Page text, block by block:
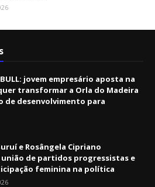
jovem empresário aposta na
transformar a Orla do Madeira
de desenvolvimento para
e Rosângela Cipriano
de partidos progressistas e
feminina na política